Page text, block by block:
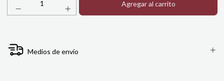
Medios de envío